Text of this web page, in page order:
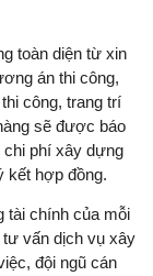
toàn diện từ xin
án thi công,
công, trang trí
sẽ được báo
phí xây dựng
kết hợp đồng.
tài chính của mỗi
tư vấn dịch vụ xây
đội ngũ cán